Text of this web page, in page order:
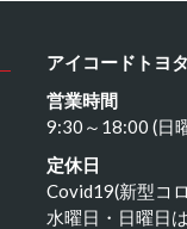
アイコードトヨ
営業時間
9:30～18:00 (
定休日
Covid19(新型コ
水曜日・日曜日